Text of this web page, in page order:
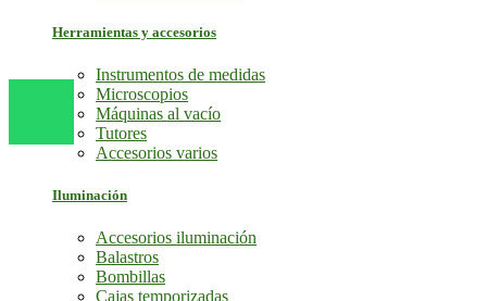
Herramientas y accesorios
Instrumentos de medidas
Microscopios
Máquinas al vacío
Tutores
Accesorios varios
Iluminación
Accesorios iluminación
Balastros
Bombillas
Cajas temporizadas